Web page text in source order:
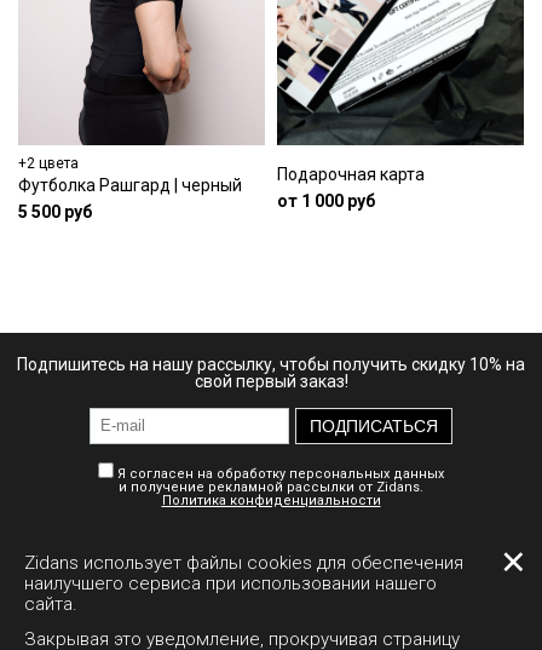
+2 цвета
Футболка Рашгард | черный
5 500 руб
Подарочная карта
от 1 000 руб
Подпишитесь на нашу рассылку, чтобы получить скидку 10% на
свой первый заказ!
ПОДПИСАТЬСЯ
Я согласен на обработку персональных данных
и получение рекламной рассылки от Zidans.
Политика конфиденциальности
Личный кабинет Доставка Документы ✕
Zidans использует файлы cookies для обеспечения
наилучшего сервиса при использовании нашего
сайта.
Закрывая это уведомление, прокручивая страницу